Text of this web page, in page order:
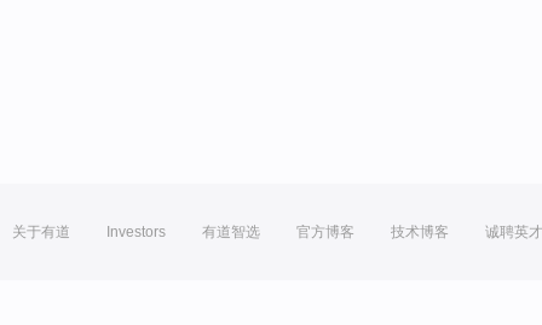
关于有道 Investors 有道智选 官方博客 技术博客 诚聘英才